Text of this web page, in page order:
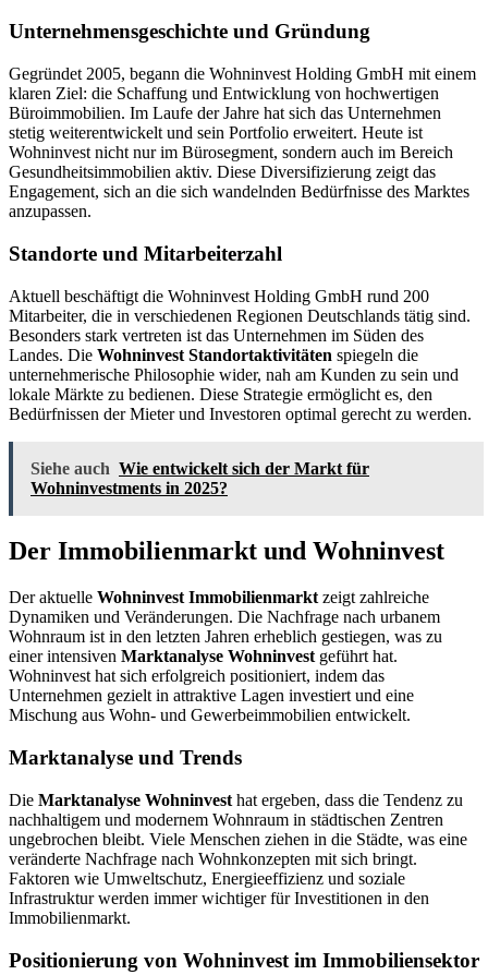
Unternehmensgeschichte und Gründung
Gegründet 2005, begann die Wohninvest Holding GmbH mit einem
klaren Ziel: die Schaffung und Entwicklung von hochwertigen
Büroimmobilien. Im Laufe der Jahre hat sich das Unternehmen
stetig weiterentwickelt und sein Portfolio erweitert. Heute ist
Wohninvest nicht nur im Bürosegment, sondern auch im Bereich
Gesundheitsimmobilien aktiv. Diese Diversifizierung zeigt das
Engagement, sich an die sich wandelnden Bedürfnisse des Marktes
anzupassen.
Standorte und Mitarbeiterzahl
Aktuell beschäftigt die Wohninvest Holding GmbH rund 200
Mitarbeiter, die in verschiedenen Regionen Deutschlands tätig sind.
Besonders stark vertreten ist das Unternehmen im Süden des
Landes. Die Wohninvest Standortaktivitäten spiegeln die
unternehmerische Philosophie wider, nah am Kunden zu sein und
lokale Märkte zu bedienen. Diese Strategie ermöglicht es, den
Bedürfnissen der Mieter und Investoren optimal gerecht zu werden.
Siehe auch Wie entwickelt sich der Markt für
Wohninvestments in 2025?
Der Immobilienmarkt und Wohninvest
Der aktuelle Wohninvest Immobilienmarkt zeigt zahlreiche
Dynamiken und Veränderungen. Die Nachfrage nach urbanem
Wohnraum ist in den letzten Jahren erheblich gestiegen, was zu
einer intensiven Marktanalyse Wohninvest geführt hat.
Wohninvest hat sich erfolgreich positioniert, indem das
Unternehmen gezielt in attraktive Lagen investiert und eine
Mischung aus Wohn- und Gewerbeimmobilien entwickelt.
Marktanalyse und Trends
Die Marktanalyse Wohninvest hat ergeben, dass die Tendenz zu
nachhaltigem und modernem Wohnraum in städtischen Zentren
ungebrochen bleibt. Viele Menschen ziehen in die Städte, was eine
veränderte Nachfrage nach Wohnkonzepten mit sich bringt.
Faktoren wie Umweltschutz, Energieeffizienz und soziale
Infrastruktur werden immer wichtiger für Investitionen in den
Immobilienmarkt.
Positionierung von Wohninvest im Immobiliensektor